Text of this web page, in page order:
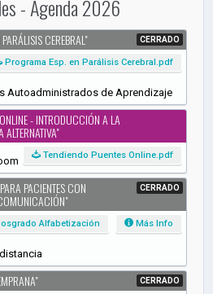
- Agenda 2026
CERRADO
CEREBRAL"
Programa Esp. en Parálisis Cerebral.pdf
Autoadministrados de Aprendizaje
- INTRODUCCIÓN A LA
Tendiendo Puentes Online.pdf
CERRADO
PACIENTES CON
Más Info
Alfabetización
CERRADO